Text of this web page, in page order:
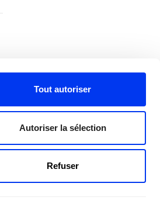
Tout autoriser
Autoriser la sélection
Refuser